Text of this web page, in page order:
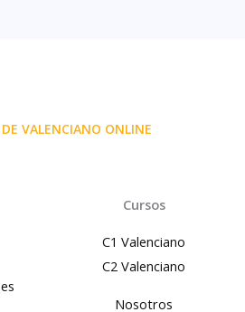
VALENCIANO ONLINE
Cursos
C1 Valenciano
C2 Valenciano
Nosotros